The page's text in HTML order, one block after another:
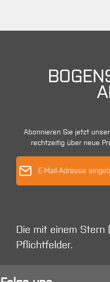
Abonnieren Sie jetzt
rechtzeitig über neue
Die mit einem Stern
Pflichtfelder.